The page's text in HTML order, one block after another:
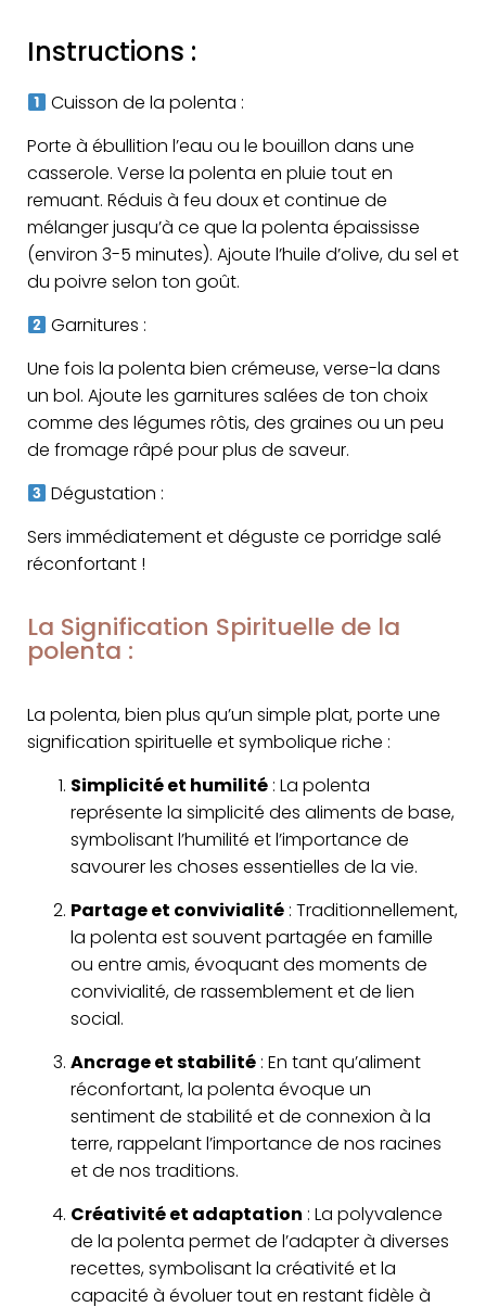
Instructions :
Cuisson de la polenta :
Porte à ébullition l’eau ou le bouillon dans une
casserole. Verse la polenta en pluie tout en
remuant. Réduis à feu doux et continue de
mélanger jusqu’à ce que la polenta épaississe
(environ 3-5 minutes). Ajoute l’huile d’olive, du sel et
du poivre selon ton goût.
Garnitures :
Une fois la polenta bien crémeuse, verse-la dans
un bol. Ajoute les garnitures salées de ton choix
comme des légumes rôtis, des graines ou un peu
de fromage râpé pour plus de saveur.
Dégustation :
Sers immédiatement et déguste ce porridge salé
réconfortant !
La Signification Spirituelle de la
polenta :
La polenta, bien plus qu’un simple plat, porte une
signification spirituelle et symbolique riche :
Simplicité et humilité : La polenta
représente la simplicité des aliments de base,
symbolisant l’humilité et l’importance de
savourer les choses essentielles de la vie.
Partage et convivialité : Traditionnellement,
la polenta est souvent partagée en famille
ou entre amis, évoquant des moments de
convivialité, de rassemblement et de lien
social.
Ancrage et stabilité : En tant qu’aliment
réconfortant, la polenta évoque un
sentiment de stabilité et de connexion à la
terre, rappelant l’importance de nos racines
et de nos traditions.
Créativité et adaptation : La polyvalence
de la polenta permet de l’adapter à diverses
recettes, symbolisant la créativité et la
capacité à évoluer tout en restant fidèle à